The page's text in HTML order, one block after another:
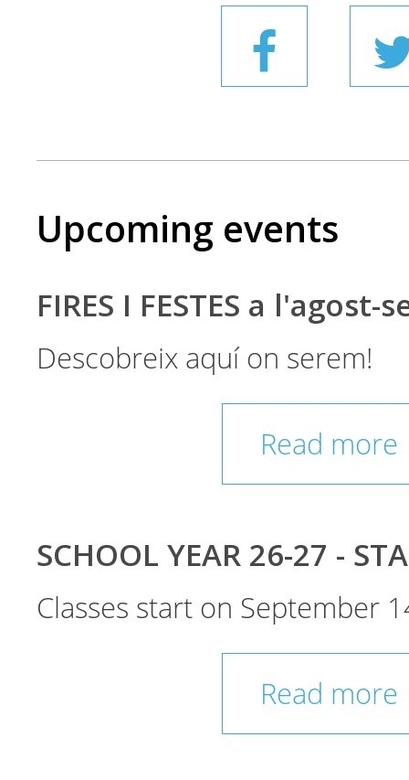
Upcoming events
FIRES I FESTES a l'agost-
Descobreix aquí on serem!
Read more
SCHOOL YEAR 26-27 -
Classes start on September
Read more